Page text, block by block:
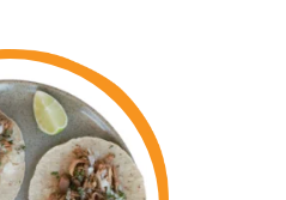
$11,000
hasta
$27,000
tiene
múltiples
variantes.
Las